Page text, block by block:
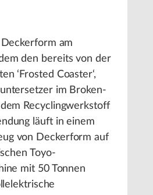
am
den bereits von der
‘Frosted Coaster‘,
im Broken-
Recyclingwerkstoff
läuft in einem
von Deckerform auf
Toyo-
mit 50 Tonnen